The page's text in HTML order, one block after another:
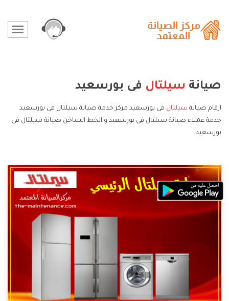
صيانة سيلتال فى بورسعيد
ارقام صيانة سيلتال فى بورسعيد مركز خدمة صيانة سيلتال فى بورسعيد
خدمة عملاء صيانة سيلتال فى بورسعيد و الخط الساخن صيانة سيلتال فى
بورسعيد.